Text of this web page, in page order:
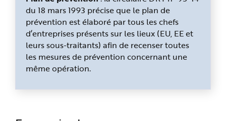
du 18 mars 1993 précise que le plan de
prévention est élaboré par tous les chefs
d’entreprises présents sur les lieux (EU, EE et
leurs sous-traitants) afin de recenser toutes
les mesures de prévention concernant une
même opération.